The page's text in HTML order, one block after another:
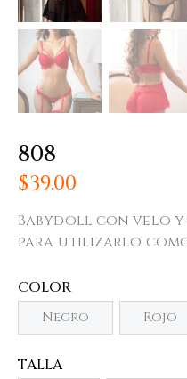
808
$39.00
Babydoll con velo y
para utilizarlo
COLOR
Negro Rojo
TALLA